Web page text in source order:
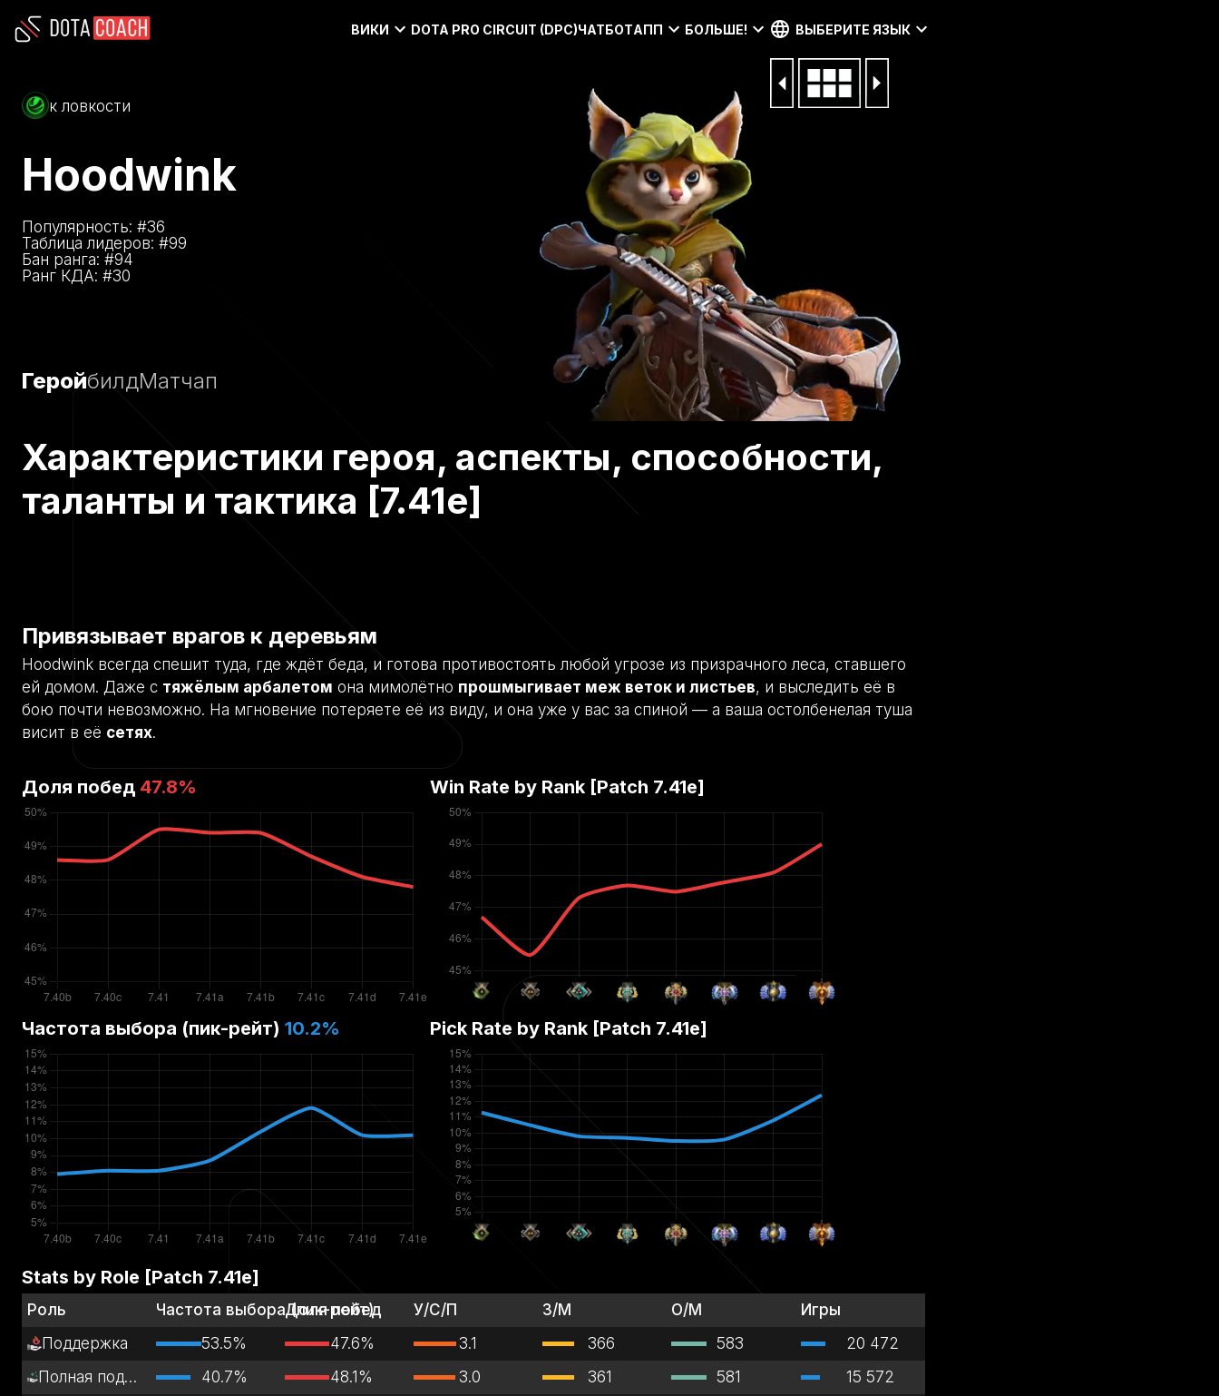
ВИКИ DOTA PRO CIRCUIT (DPC)ЧАТБОТАПП БОЛЬШЕ! ВЫБЕРИТЕ ЯЗЫК
к ловкости
Hoodwink
Популярность: #36
Таблица лидеров: #99
Бан ранга: #94
Ранг КДА: #30
ГеройбилдМатчап
Характеристики героя, аспекты, способности,
таланты и тактика [7.41e]
Привязывает врагов к деревьям
Hoodwink всегда спешит туда, где ждёт беда, и готова противостоять любой угрозе из призрачного леса, ставшего
ей домом. Даже с тяжёлым арбалетом она мимолётно прошмыгивает меж веток и листьев, и выследить её в
бою почти невозможно. На мгновение потеряете её из виду, и она уже у вас за спиной — а ваша остолбенелая туша
висит в её сетях.
Доля побед 47.8% Win Rate by Rank [Patch 7.41e]
Частота выбора (пик-рейт) 10.2% Pick Rate by Rank [Patch 7.41e]
Stats by Role [Patch 7.41e]
Роль Частота выбора (пик-рейт)
Доля побед У/С/П З/М О/М
Игры
Поддержка
53.5% 47.6% 3.1 366 583
20 472
Полная поддержка
40.7% 48.1% 3.0 361 581
15 572